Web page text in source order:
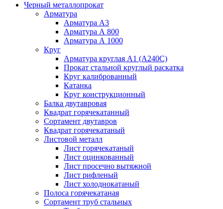
Черный металлопрокат
Арматура
Арматура А3
Арматура А 800
Арматура А 1000
Круг
Арматура круглая А1 (А240C)
Прокат стальной круглый раскатка
Круг калиброванный
Катанка
Круг конструкционный
Балка двутавровая
Квадрат горячекатанный
Сортамент двутавров
Квадрат горячекатаный
Листовой металл
Лист горячекатаный
Лист оцинкованный
Лист просечно вытяжной
Лист рифленый
Лист холоднокатаный
Полоса горячекатаная
Сортамент труб стальных